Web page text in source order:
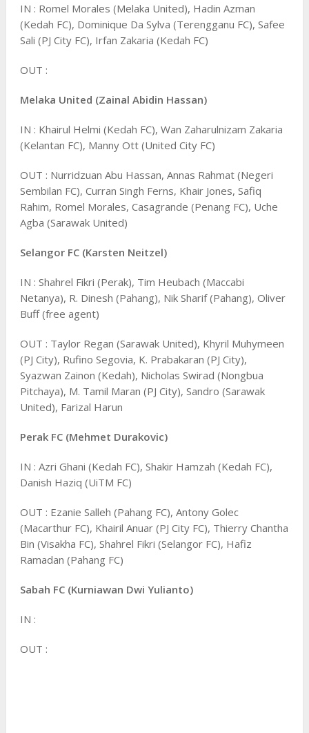
IN : Romel Morales (Melaka United), Hadin Azman
(Kedah FC), Dominique Da Sylva (Terengganu FC), Safee
Sali (PJ City FC), Irfan Zakaria (Kedah FC)
OUT :
Melaka United (Zainal Abidin Hassan)
IN : Khairul Helmi (Kedah FC), Wan Zaharulnizam Zakaria
(Kelantan FC), Manny Ott (United City FC)
OUT : Nurridzuan Abu Hassan, Annas Rahmat (Negeri
Sembilan FC), Curran Singh Ferns, Khair Jones, Safiq
Rahim, Romel Morales, Casagrande (Penang FC), Uche
Agba (Sarawak United)
Selangor FC (Karsten Neitzel)
IN : Shahrel Fikri (Perak), Tim Heubach (Maccabi
Netanya), R. Dinesh (Pahang), Nik Sharif (Pahang), Oliver
Buff (free agent)
OUT : Taylor Regan (Sarawak United), Khyril Muhymeen
(PJ City), Rufino Segovia, K. Prabakaran (PJ City),
Syazwan Zainon (Kedah), Nicholas Swirad (Nongbua
Pitchaya), M. Tamil Maran (PJ City), Sandro (Sarawak
United), Farizal Harun
Perak FC (Mehmet Durakovic)
IN : Azri Ghani (Kedah FC), Shakir Hamzah (Kedah FC),
Danish Haziq (UiTM FC)
OUT : Ezanie Salleh (Pahang FC), Antony Golec
(Macarthur FC), Khairil Anuar (PJ City FC), Thierry Chantha
Bin (Visakha FC), Shahrel Fikri (Selangor FC), Hafiz
Ramadan (Pahang FC)
Sabah FC (Kurniawan Dwi Yulianto)
IN :
OUT :